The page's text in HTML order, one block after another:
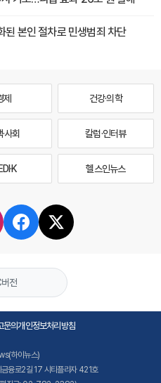
된 본인 절차로 민생범죄 차단
제 건강·의학
사회 칼럼·인터뷰
헬스인뉴스
버전
문의개인정보처리방침
하이뉴스)
융로2길 17 시티플라자 421호